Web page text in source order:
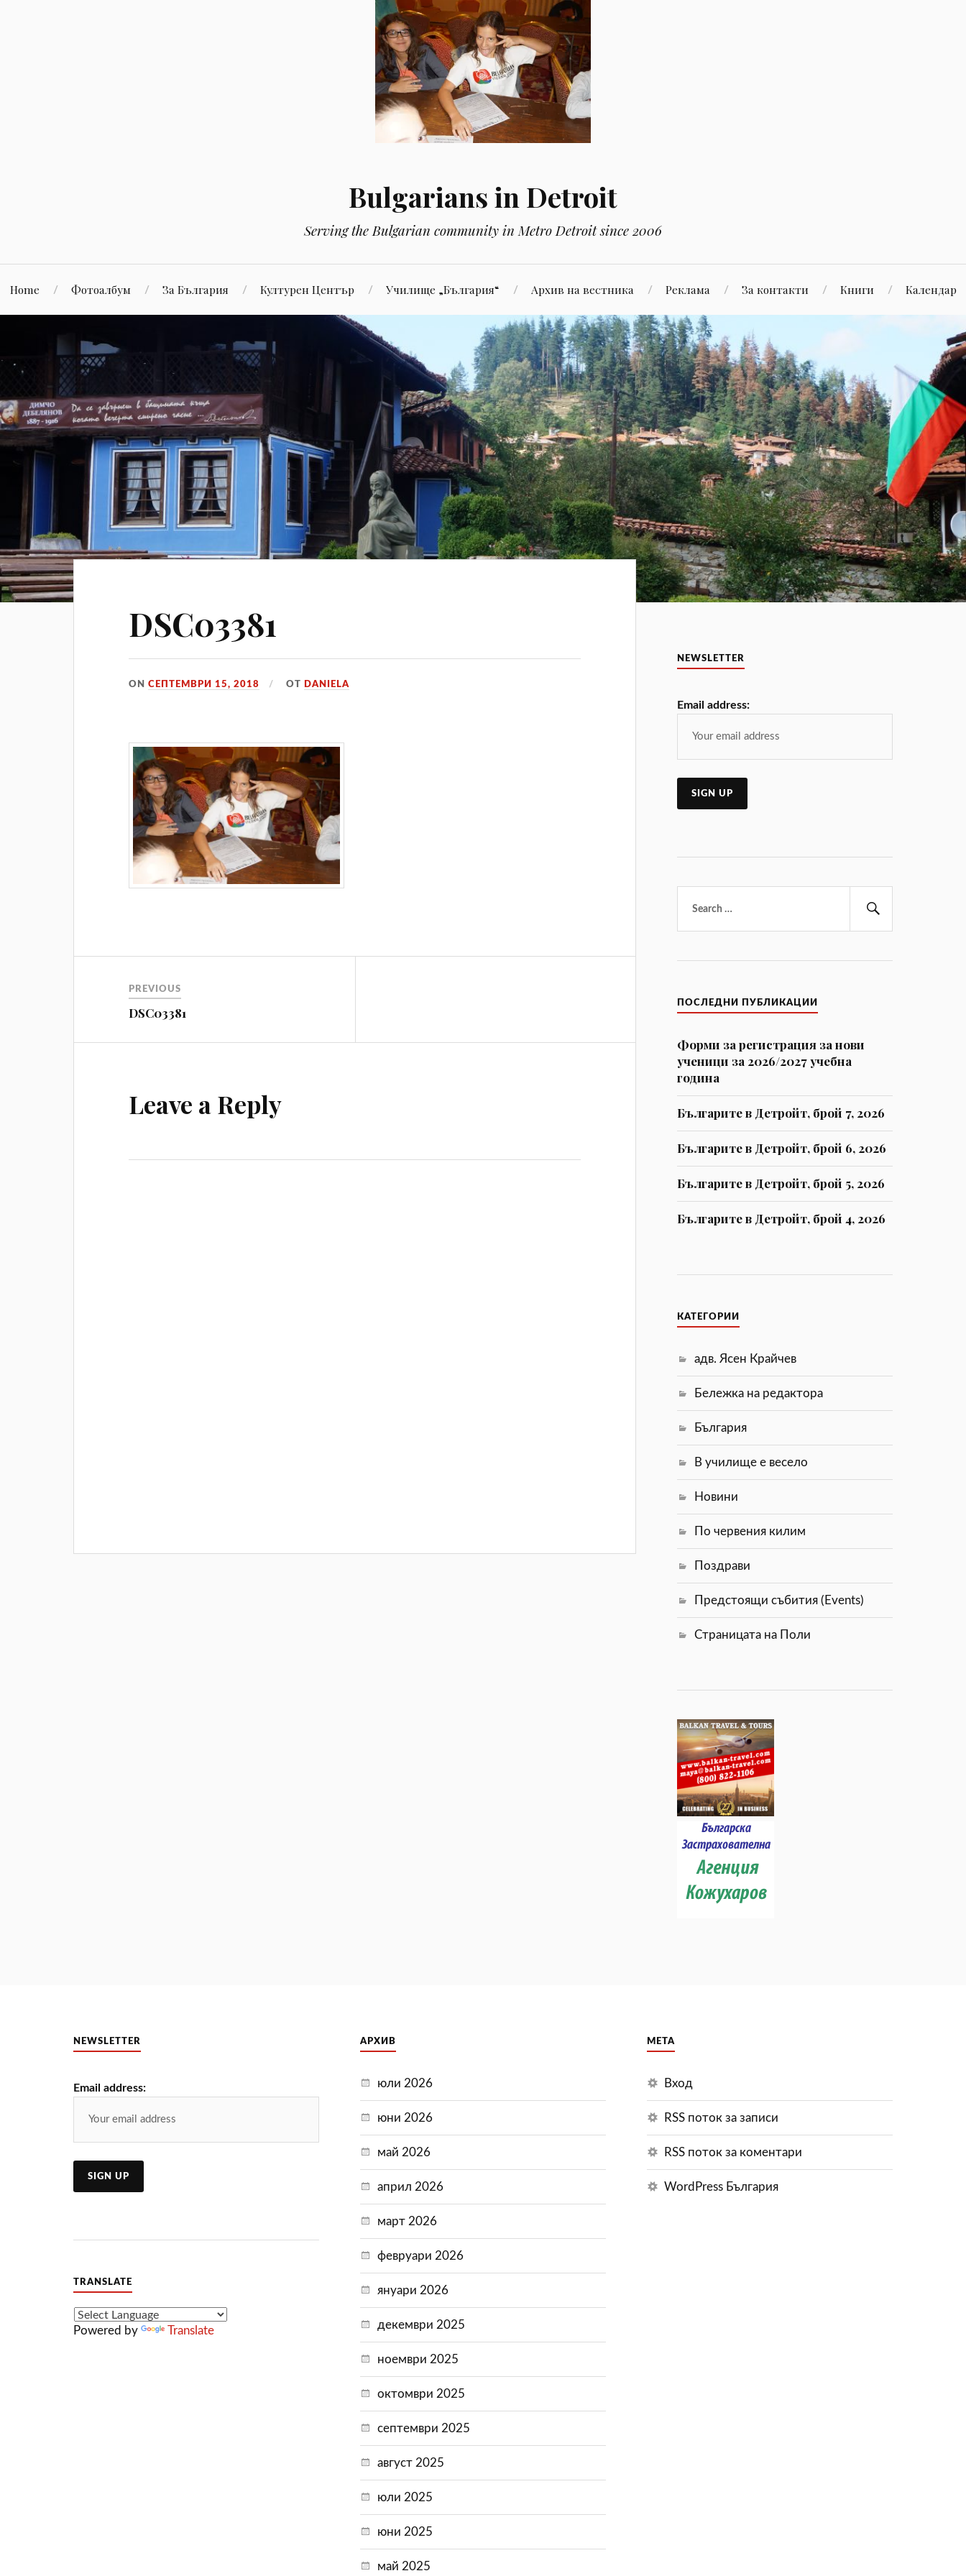
Bulgarians in Detroit
Serving the Bulgarian community in Metro Detroit since 2006
Home Фотоалбум За България Културен Център Училище „България“ Aрхив на вестника Реклама За контакти Книги Календар
DSC03381
ONСЕПТЕМВРИ 15, 2018 ОТ DANIELA
PREVIOUS
DSC03381
Leave a Reply
NEWSLETTER
Email address:
ПОСЛЕДНИ ПУБЛИКАЦИИ
Форми за регистрaция за нови
ученици за 2026/2027 учебна
година
Българите в Детройт, брой 7, 2026
Българите в Детройт, брой 6, 2026
Българите в Детройт, брой 5, 2026
Българите в Детройт, брой 4, 2026
КАТЕГОРИИ
адв. Ясен Крайчев
Бележка на редактора
България
В училище е весело
Новини
По червения килим
Поздрави
Предстоящи събития (Events)
Страницата на Поли
NEWSLETTER
Email address:
TRANSLATE
Powered by Translate
АРХИВ
юли 2026
юни 2026
май 2026
април 2026
март 2026
февруари 2026
януари 2026
декември 2025
ноември 2025
октомври 2025
септември 2025
август 2025
юли 2025
юни 2025
май 2025
МЕТА
Вход
RSS поток за записи
RSS поток за коментари
WordPress България